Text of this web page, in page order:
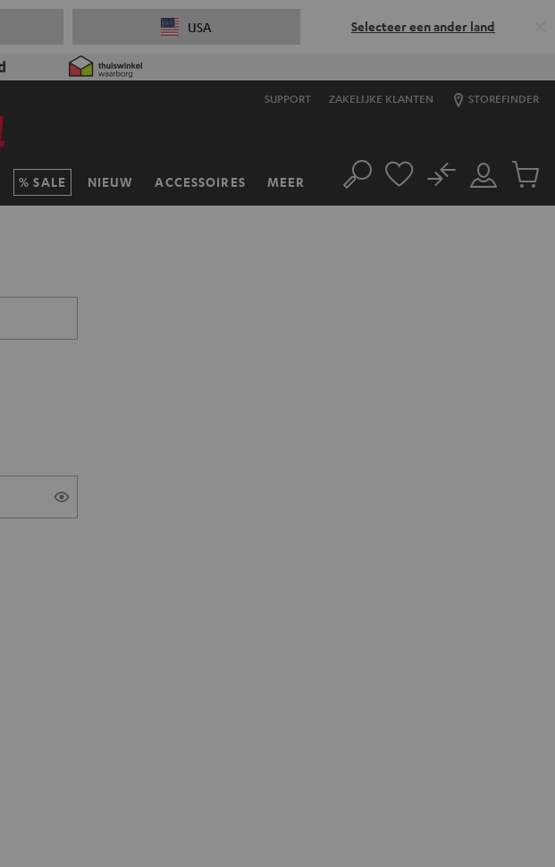
USA Selecteer een ander land
SUPPORT ZAKELIJKE KLANTEN STOREFINDER
SALE NIEUW ACCESSOIRES MEER Zoeken
Mijn
account
No